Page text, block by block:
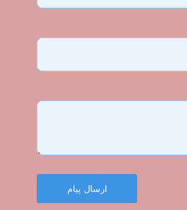
ارسال پیام